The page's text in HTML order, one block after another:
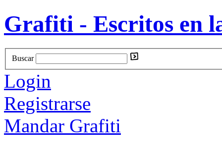
Grafiti - Escritos en
Buscar
Login
Registrarse
Mandar Grafiti